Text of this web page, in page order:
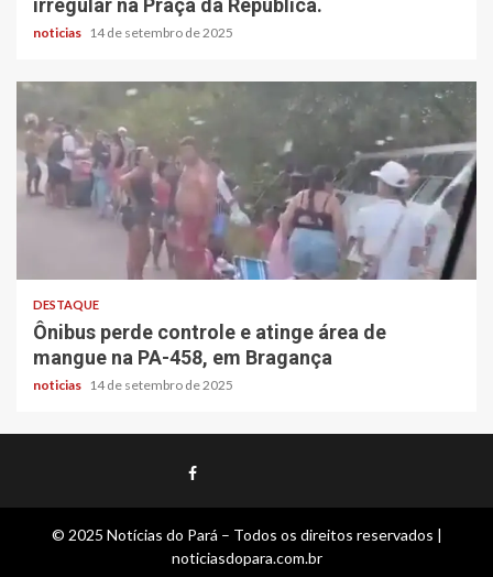
irregular na Praça da República.
noticias 14 de setembro de 2025
DESTAQUE
Ônibus perde controle e atinge área de
mangue na PA-458, em Bragança
noticias 14 de setembro de 2025
Facebook